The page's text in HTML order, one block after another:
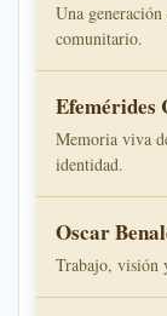
Una
comunitario.
Efemérides
Memoria viva
identidad.
Oscar
Trabajo, visión